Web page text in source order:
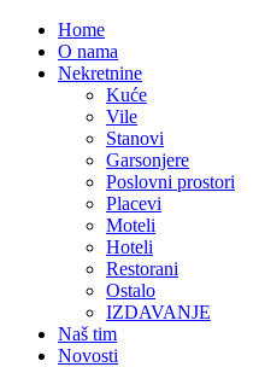
Home
O nama
Nekretnine
Kuće
Vile
Stanovi
Garsonjere
Poslovni prostori
Placevi
Moteli
Hoteli
Restorani
Ostalo
IZDAVANJE
Naš tim
Novosti